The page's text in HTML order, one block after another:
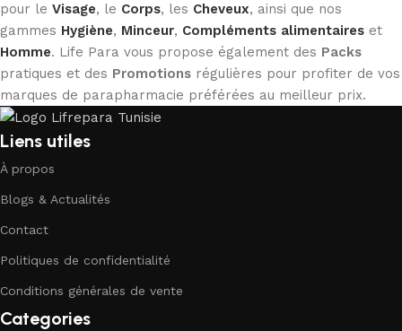
pour le Visage, le Corps, les Cheveux, ainsi que nos
gammes Hygiène, Minceur, Compléments alimentaires et
Homme. Life Para vous propose également des Packs
pratiques et des Promotions régulières pour profiter de vos
marques de parapharmacie préférées au meilleur prix.
Liens utiles
À propos
Blogs & Actualités
Contact
Politiques de confidentialité
Conditions générales de vente
Categories